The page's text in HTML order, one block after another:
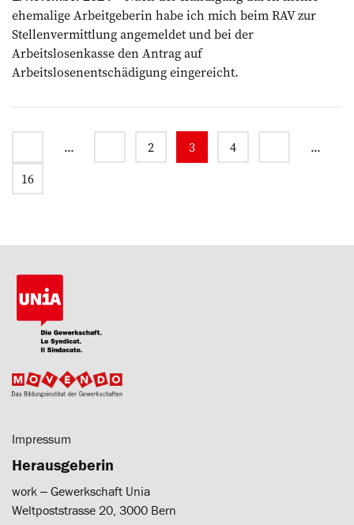
ehemalige Arbeitgeberin habe ich mich beim RAV zur
Stellenvermittlung angemeldet und bei der
Arbeitslosenkasse den Antrag auf
Arbeitslosenentschädigung eingereicht.
... 2 3 4
...
16
Impressum
Herausgeberin
work ‒ Gewerkschaft Unia
Weltpoststrasse 20, 3000 Bern